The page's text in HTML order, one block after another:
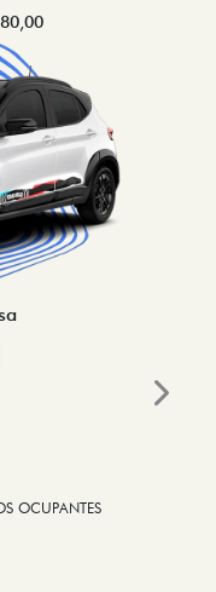
OCUPANTES
Next